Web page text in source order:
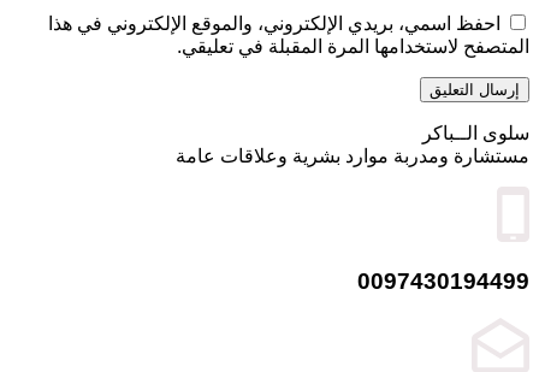
احفظ اسمي، بريدي الإلكتروني، والموقع الإلكتروني في هذا
المتصفح لاستخدامها المرة المقبلة في تعليقي.
سلوى الــباكر
مستشارة ومدربة موارد بشرية وعلاقات عامة
0097430194499